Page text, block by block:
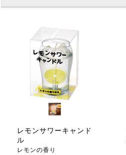
レモンサワーキャンド
ル
レモンの香り